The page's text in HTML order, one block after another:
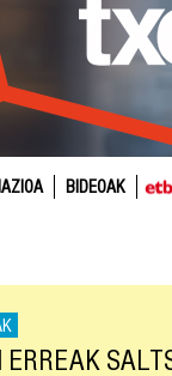
BIDEOAK